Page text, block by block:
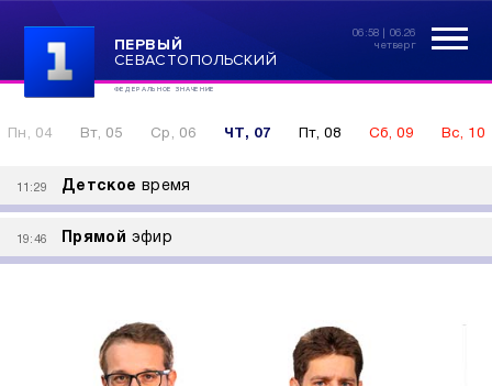
ПЕРВЫЙ
СЕВАСТОПОЛЬСКИЙ
ФЕДЕРАЛЬНОЕ ЗНАЧЕНИЕ
06:58 | 06.26
четверг
Пн, 04 Вт, 05 Ср, 06 ЧТ, 07 Пт, 08 Сб, 09 Вс, 10
11:29 Детское время
19:46 Прямой эфир